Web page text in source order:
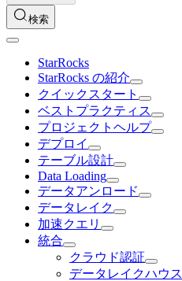
検索
StarRocks
StarRocks の紹介
クイックスタート
ベストプラクティス
プロジェクトヘルプ
デプロイ
テーブル設計
Data Loading
データアンロード
データレイク
加速クエリ
統合
クラウド認証
データレイクハウス